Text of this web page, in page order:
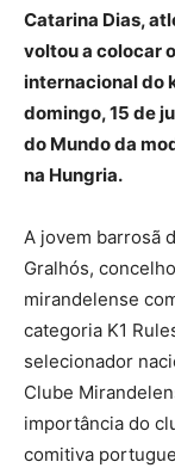
Catarina Dias,
voltou a colocar
internacional do
domingo, 15 de
do Mundo da
na Hungria.
A jovem barrosã
Gralhós,
mirandelense
categoria K1
selecionador
Clube
importância do
comitiva